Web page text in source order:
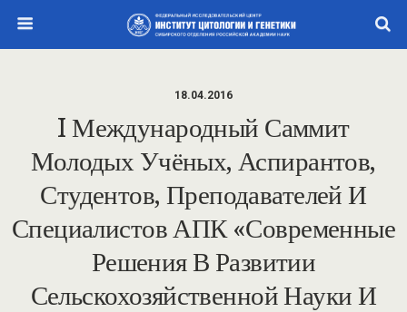
18.04.2016
I Международный Саммит
Молодых Учёных, Аспирантов,
Студентов, Преподавателей И
Специалистов АПК «Современные
Решения В Развитии
Сельскохозяйственной Науки И